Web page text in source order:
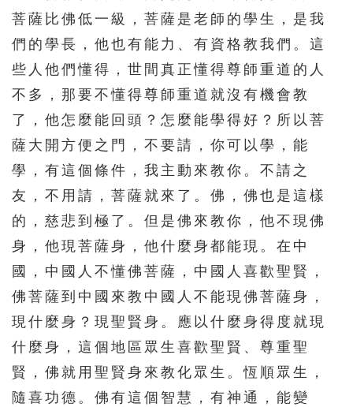
菩薩比佛低一級，菩薩是老師的學生，是我
們的學長，他也有能力、有資格教我們。這
些人他們懂得，世間真正懂得尊師重道的人
不多，那要不懂得尊師重道就沒有機會教
了，他怎麼能回頭？怎麼能學得好？所以菩
薩大開方便之門，不要請，你可以學，能
學，有這個條件，我主動來教你。不請之
友，不用請，菩薩就來了。佛，佛也是這樣
的，慈悲到極了。但是佛來教你，他不現佛
身，他現菩薩身，他什麼身都能現。在中
國，中國人不懂佛菩薩，中國人喜歡聖賢，
佛菩薩到中國來教中國人不能現佛菩薩身，
現什麼身？現聖賢身。應以什麼身得度就現
什麼身，這個地區眾生喜歡聖賢、尊重聖
賢，佛就用聖賢身來教化眾生。恆順眾生，
隨喜功德。佛有這個智慧，有神通，能變